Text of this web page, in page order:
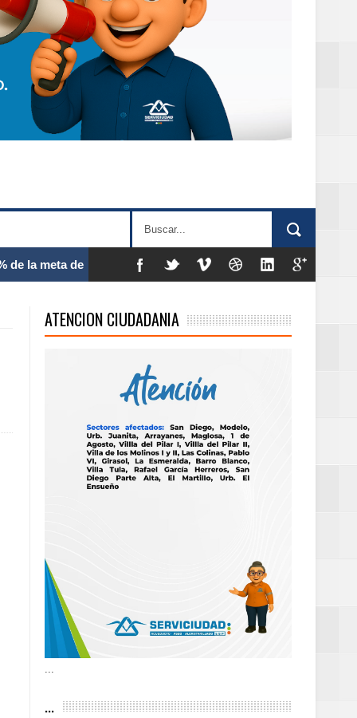
violencias
sin
Gobierno de
de la Mujer
ATENCION CIUDADANIA
...